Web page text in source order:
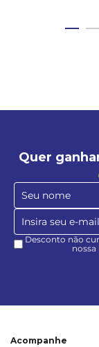
Quer
Desconto não
nossa
Acompanhe